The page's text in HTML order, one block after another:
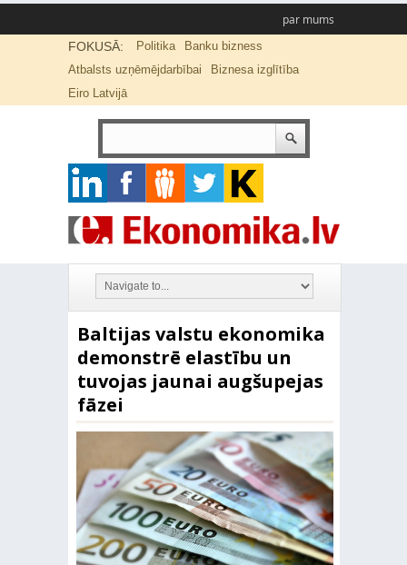
par mums
FOKUSĀ: Politika
Banku bizness
Atbalsts uzņēmējdarbībai
Biznesa izglītība
Eiro Latvijā
Baltijas valstu ekonomika
demonstrē elastību un
tuvojas jaunai augšupejas
fāzei